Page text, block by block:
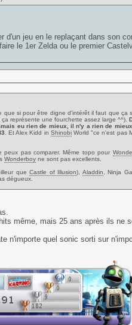
d'un jeu en le replaçant dans son
le 1er Zelda ou le premier
si pour être digne d'intérêt il faut que ça
représente une fourchette assez large ^^).
eu rien de mieux, il n'y a rien de
. Et Alex Kidd in ShinobiWorld "ce n'est pas
pas comparer. Même topo pour
Wonderboyne sont pas excellents.
queCastle of Illusion), Aladdin , Ninja
dégueux.
qu'une NES !
Master System? J'ai l'impression que
même, mais 25 ans après ils ne
n'importe quel sonic sorti sur